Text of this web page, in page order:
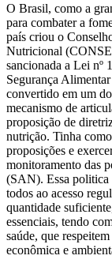
O Brasil, como a
para combater a
país criou o
Nutricional
sancionada a Lei nº
Segurança
convertido em um
mecanismo de
proposição de
nutrição. Tinha
proposições e
monitoramento das
(SAN). Essa politica
todos ao acesso
quantidade
essenciais, tendo
saúde, que
econômica e